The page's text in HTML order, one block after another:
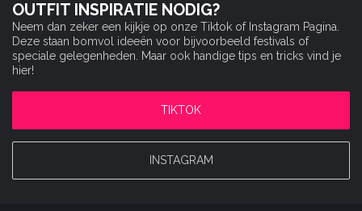
OUTFIT INSPIRATIE NODIG?
Neem dan zeker een kijkje op onze Tiktok of Instagram Pagina.
Deze staan bomvol ideeën voor bijvoorbeeld festivals of
speciale gelegenheden. Maar ook handige tips en tricks vind je
hier!
TIKTOK
INSTAGRAM